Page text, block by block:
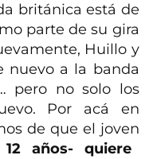
británica está de
parte de su gira
Huillo y
nuevo a la banda
pero no solo los
Por acá en
de que el joven
años- quiere